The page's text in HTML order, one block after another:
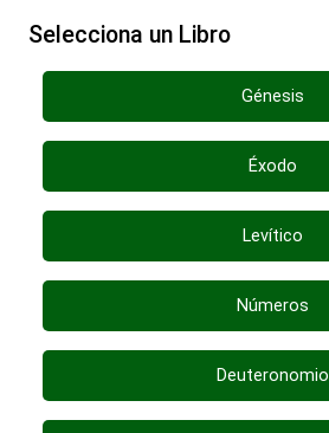
Selecciona un Libro
Génesis
Éxodo
Levítico
Números
Deuteronomio